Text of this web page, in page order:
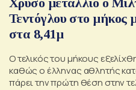
Τεντόγλου στο μήκος
στα 8,41μ
Ο τελικός του μήκους
καθώς ο έλληνας αθλητής
πάρει την πρώτη θέση στην